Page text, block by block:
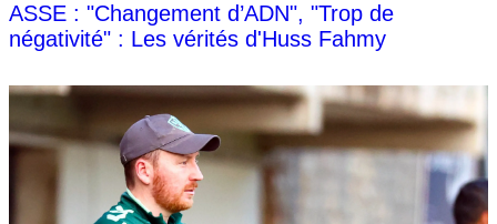
ASSE : "Changement d’ADN", "Trop de
négativité" : Les vérités d'Huss Fahmy